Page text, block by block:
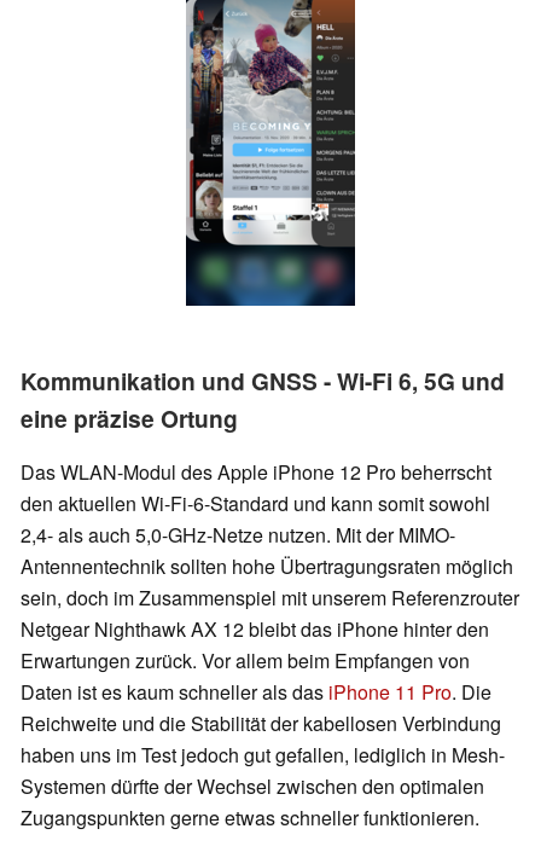
Kommunikation und GNSS - Wi-Fi 6, 5G und
eine präzise Ortung
Das WLAN-Modul des Apple iPhone 12 Pro beherrscht
den aktuellen Wi-Fi-6-Standard und kann somit sowohl
2,4- als auch 5,0-GHz-Netze nutzen. Mit der MIMO-
Antennentechnik sollten hohe Übertragungsraten möglich
sein, doch im Zusammenspiel mit unserem Referenzrouter
Netgear Nighthawk AX 12 bleibt das iPhone hinter den
Erwartungen zurück. Vor allem beim Empfangen von
Daten ist es kaum schneller als das iPhone 11 Pro. Die
Reichweite und die Stabilität der kabellosen Verbindung
haben uns im Test jedoch gut gefallen, lediglich in Mesh-
Systemen dürfte der Wechsel zwischen den optimalen
Zugangspunkten gerne etwas schneller funktionieren.